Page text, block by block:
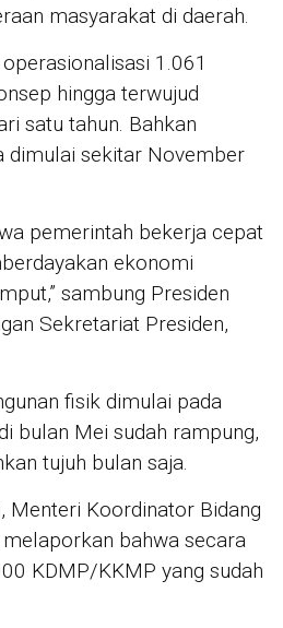
masyarakat di daerah.
1.061
hingga terwujud
satu tahun. Bahkan
dimulai sekitar November
pemerintah bekerja cepat
ekonomi
sambung Presiden
Sekretariat Presiden,
fisik dimulai pada
bulan Mei sudah rampung,
tujuh bulan saja.
Menteri Koordinator Bidang
bahwa secara
KDMP/KKMP yang sudah